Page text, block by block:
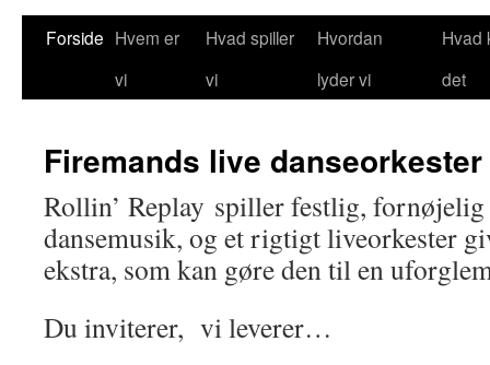
Hop
Forside Hvem er
vi
Hvad spiller
vi
Hvordan
lyder vi
Hvad
det
Firemands live danseorkester
Rollin’ Replay spiller festlig,
dansemusik, og et rigtigt liveorkester
ekstra, som kan gøre den til en
Du inviterer, vi leverer…